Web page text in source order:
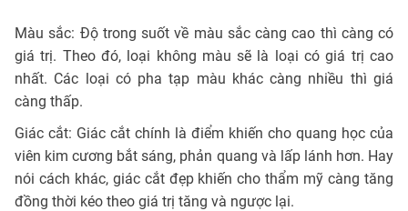
Màu sắc: Độ trong suốt về màu sắc càng cao thì càng có
giá trị. Theo đó, loại không màu sẽ là loại có giá trị cao
nhất. Các loại có pha tạp màu khác càng nhiều thì giá
càng thấp.
Giác cắt: Giác cắt chính là điểm khiến cho quang học của
viên kim cương bắt sáng, phản quang và lấp lánh hơn. Hay
nói cách khác, giác cắt đẹp khiến cho thẩm mỹ càng tăng
đồng thời kéo theo giá trị tăng và ngược lại.